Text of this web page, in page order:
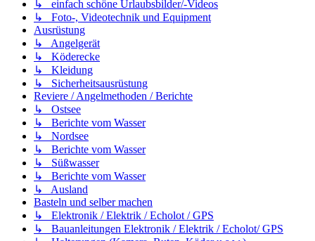
↳ einfach schöne Urlaubsbilder/-Videos
↳ Foto-, Videotechnik und Equipment
Ausrüstung
↳ Angelgerät
↳ Köderecke
↳ Kleidung
↳ Sicherheitsausrüstung
Reviere / Angelmethoden / Berichte
↳ Ostsee
↳ Berichte vom Wasser
↳ Nordsee
↳ Berichte vom Wasser
↳ Süßwasser
↳ Berichte vom Wasser
↳ Ausland
Basteln und selber machen
↳ Elektronik / Elektrik / Echolot / GPS
↳ Bauanleitungen Elektronik / Elektrik / Echolot/ GPS